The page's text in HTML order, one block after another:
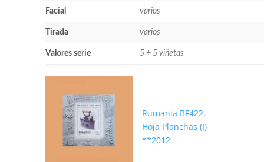
Facial varios
Tirada varios
Valores serie 5 + 5 viñetas
Rumanía BF422.
Hoja Planchas (I)
**2012